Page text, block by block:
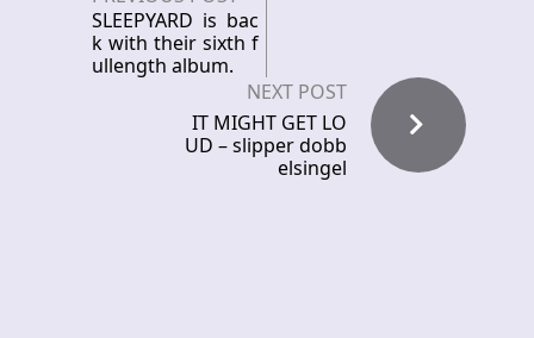
SLEEPYARD is bac
k with their sixth f
ullength album.
NEXT POST
IT MIGHT GET LO
UD – slipper dobb
elsingel